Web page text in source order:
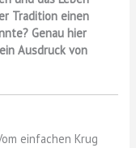
Tradition einen
Genau hier
Ausdruck von
einfachen Krug